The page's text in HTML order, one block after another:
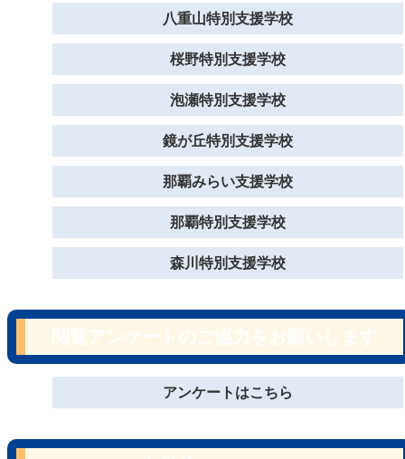
八重山特別支援学校
桜野特別支援学校
泡瀬特別支援学校
鏡が丘特別支援学校
那覇みらい支援学校
那覇特別支援学校
森川特別支援学校
アンケートはこちら